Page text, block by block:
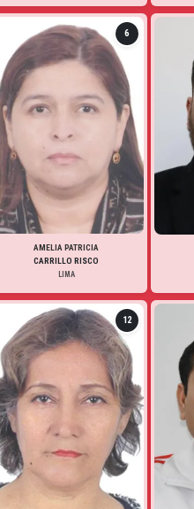
6
AMELIA PATRICIA
CARRILLO RISCO
LIMA
12